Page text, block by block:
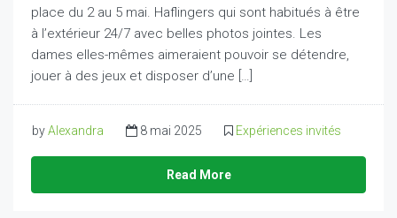
place du 2 au 5 mai. Haflingers qui sont habitués à être
à l’extérieur 24/7 avec belles photos jointes. Les
dames elles-mêmes aimeraient pouvoir se détendre,
jouer à des jeux et disposer d’une […]
byAlexandra 8 mai 2025 Expériences invités
Read More